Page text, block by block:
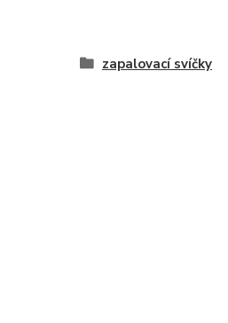
zapalovací svíčky